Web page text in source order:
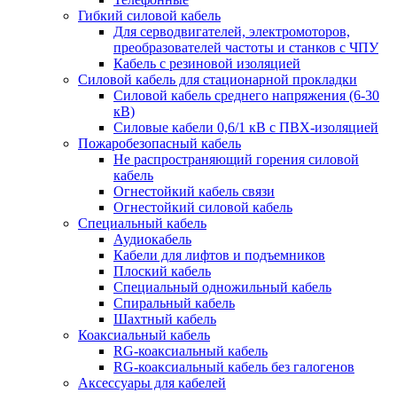
Гибкий силовой кабель
Для серводвигателей, электромоторов,
преобразователей частоты и станков с ЧПУ
Кабель с резиновой изоляцией
Силовой кабель для стационарной прокладки
Силовой кабель среднего напряжения (6-30
кВ)
Силовые кабели 0,6/1 кВ с ПВХ-изоляцией
Пожаробезопасный кабель
Не распространяющий горения силовой
кабель
Огнестойкий кабель связи
Огнестойкий силовой кабель
Специальный кабель
Аудиокабель
Кабели для лифтов и подъемников
Плоский кабель
Специальный одножильный кабель
Спиральный кабель
Шахтный кабель
Коаксиальный кабель
RG-коаксиальный кабель
RG-коаксиальный кабель без галогенов
Аксессуары для кабелей